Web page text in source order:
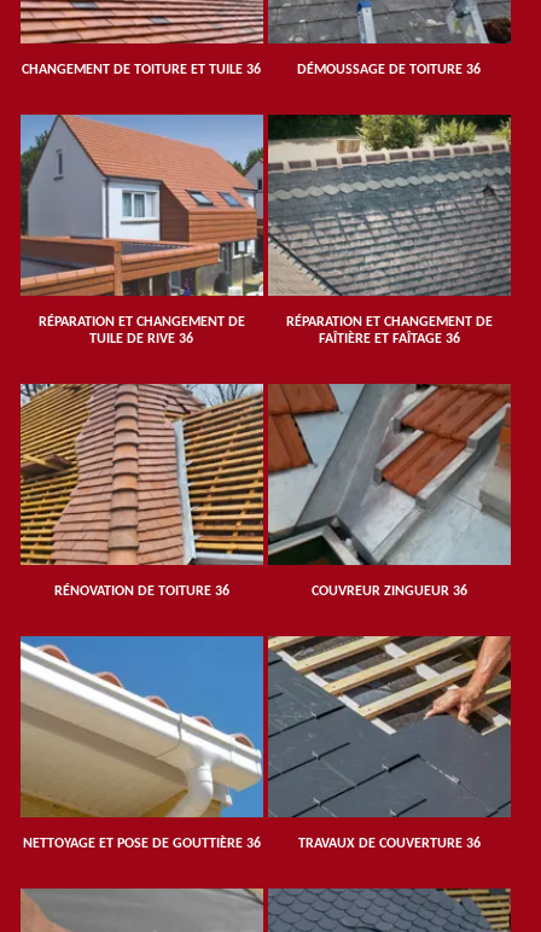
CHANGEMENT DE TOITURE ET TUILE 36 DÉMOUSSAGE DE TOITURE 36
RÉPARATION ET CHANGEMENT DE
TUILE DE RIVE 36
RÉPARATION ET CHANGEMENT DE
FAÎTIÈRE ET FAÎTAGE 36
RÉNOVATION DE TOITURE 36 COUVREUR ZINGUEUR 36
NETTOYAGE ET POSE DE GOUTTIÈRE 36 TRAVAUX DE COUVERTURE 36